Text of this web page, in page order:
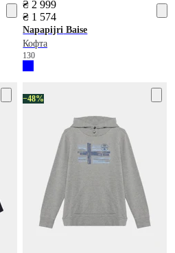
₴ 2 999
₴ 1 574
Napapijri Baise
Кофта
130
−48%